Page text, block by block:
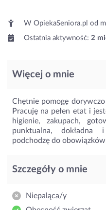
W OpiekaSeniora.pl od
Ostatnia aktywność: 2
Więcej o mnie
Chętnie pomogę
Pracuję na pełen etat i
higienie, zakupach,
punktualna, dokładna
podchodzę do
Szczegóły o mnie
Niepaląca/y